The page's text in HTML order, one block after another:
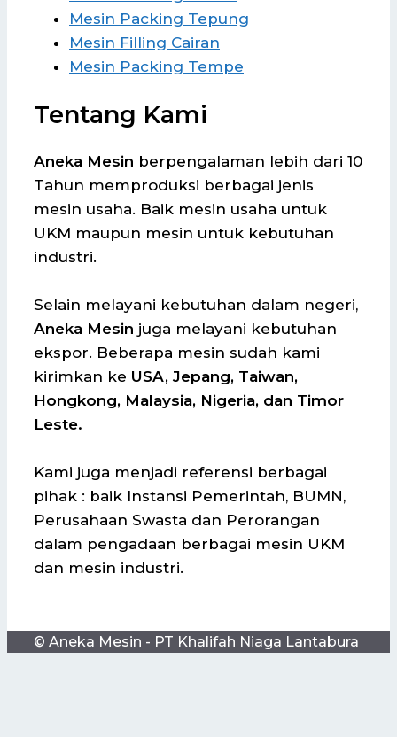
Mesin Packing Tepung
Mesin Filling Cairan
Mesin Packing Tempe
Tentang Kami
Aneka Mesin berpengalaman lebih dari 10
Tahun memproduksi berbagai jenis
mesin usaha. Baik mesin usaha untuk
UKM maupun mesin untuk kebutuhan
industri.
Selain melayani kebutuhan dalam negeri,
Aneka Mesin juga melayani kebutuhan
ekspor. Beberapa mesin sudah kami
kirimkan ke USA, Jepang, Taiwan,
Hongkong, Malaysia, Nigeria, dan Timor
Leste.
Kami juga menjadi referensi berbagai
pihak : baik Instansi Pemerintah, BUMN,
Perusahaan Swasta dan Perorangan
dalam pengadaan berbagai mesin UKM
dan mesin industri.
© Aneka Mesin - PT Khalifah Niaga Lantabura